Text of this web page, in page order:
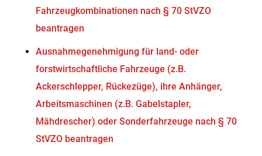
Fahrzeugkombinationen nach § 70 StVZO
beantragen
Ausnahmegenehmigung für land- oder
forstwirtschaftliche Fahrzeuge (z.B.
Ackerschlepper, Rückezüge), ihre Anhänger,
Arbeitsmaschinen (z.B. Gabelstapler,
Mähdrescher) oder Sonderfahrzeuge nach § 70
StVZO beantragen